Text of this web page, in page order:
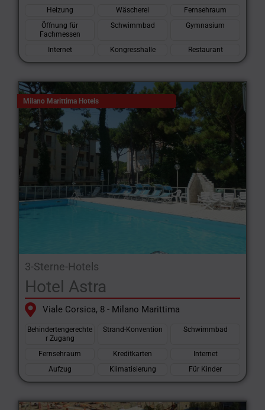
Heizung Wäscherei
Fernsehraum
Öffnung für
Fachmessen
Schwimmbad Gymnasium
Internet Kongresshalle Restaurant
Milano Marittima Hotels
3-Sterne-Hotels
Hotel Astra
Viale Corsica, 8 - Milano Marittima
Behindertengerechte
r Zugang
Strand-Konvention Schwimmbad
Fernsehraum Kreditkarten
Internet
Aufzug
Klimatisierung Für Kinder